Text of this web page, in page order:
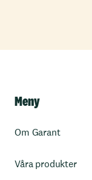
Meny
Om Garant
Våra produkter